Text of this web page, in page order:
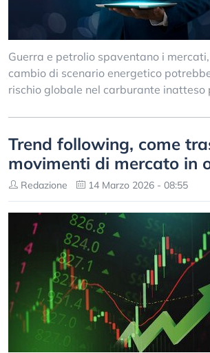
Guerra e petrolio spaventano i
cambio di scenario energetico
rischio globale nel carburante inatteso
Trend following, come
movimenti di mercato in
Redazione 14 Marzo 2026 - 08:55